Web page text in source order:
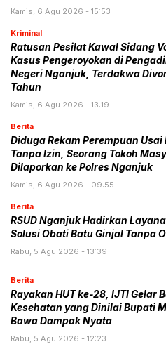
Kamis, 6 Agu 2026 - 15:53
Kriminal
Ratusan Pesilat Kawal Sidang
Kasus Pengeroyokan di
Negeri Nganjuk, Terdakwa
Tahun
Kamis, 6 Agu 2026 - 13:19
Berita
Diduga Rekam Perempuan Usai
Tanpa Izin, Seorang Tokoh
Dilaporkan ke Polres Nganjuk
Kamis, 6 Agu 2026 - 09:55
Berita
RSUD Nganjuk Hadirkan
Solusi Obati Batu Ginjal Tanpa
Rabu, 5 Agu 2026 - 13:39
Berita
Rayakan HUT ke-28, IJTI Gelar
Kesehatan yang Dinilai Bupati
Bawa Dampak Nyata
Rabu, 5 Agu 2026 - 12:23